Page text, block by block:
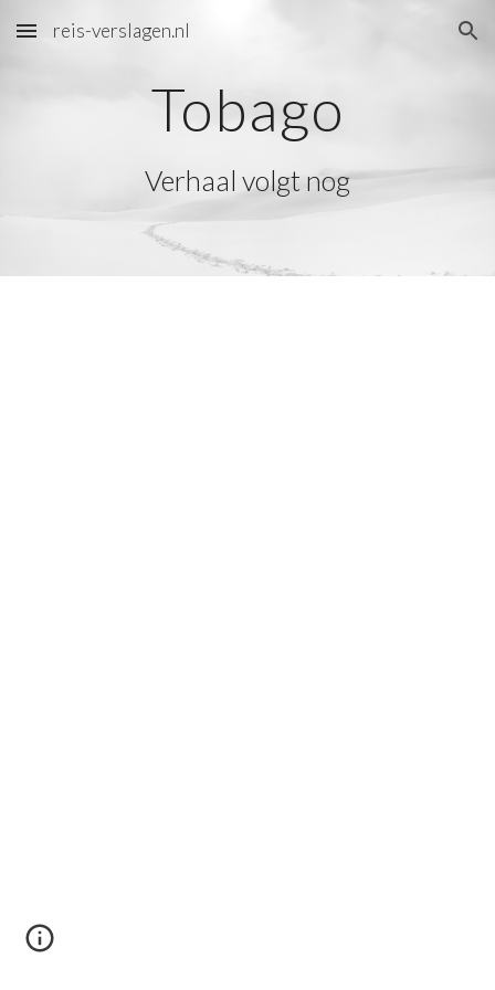
Skip to main content Skip to navigation
reis-verslagen.nl
Tobago
Verhaal volgt nog